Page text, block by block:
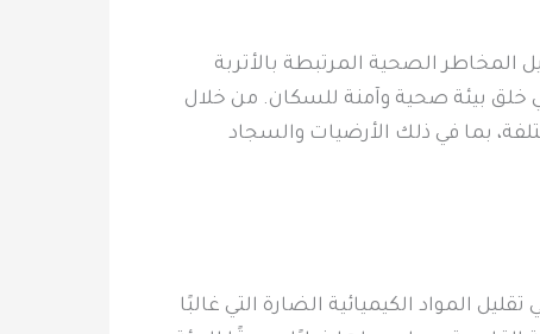
المخاطر الصحية المرتبطة بالأتربة
خلق بيئة صحية وآمنة للسكان. من خلال
بما في ذلك الأرضيات والسجاد
المواد الكيميائية الضارة التي غالبًا